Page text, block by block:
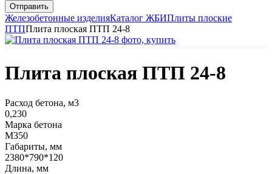
Железобетонные изделияКаталог ЖБИПлиты плоские
ПТППлита плоская ПТП 24-8
Плита плоская ПТП 24-8
Расход бетона, м3
0,230
Марка бетона
М350
Габариты, мм
2380*790*120
Длина, мм